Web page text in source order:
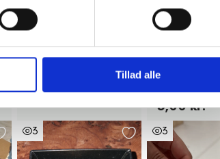
Tillad alle
Kolding
80,00 kr.
Randers
Børne
med
5,00 kr.
3 3